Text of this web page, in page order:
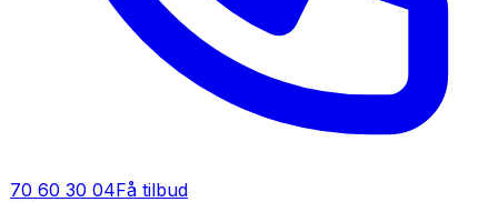
70 60 30 04Få tilbud